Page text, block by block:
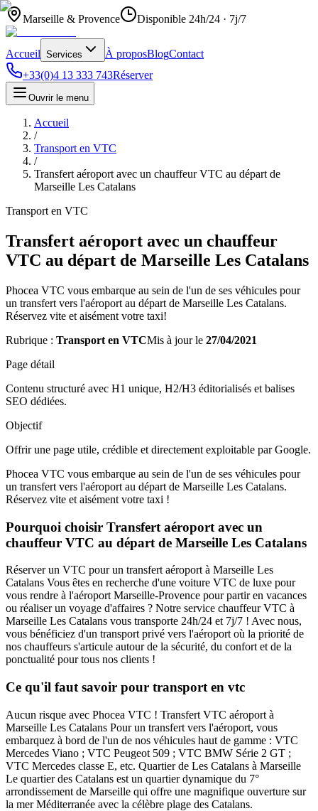
Marseille & Provence Disponible 24h/24 · 7j/7
Accueil Services À proposBlogContact
+33(0)4 13 333 743Réserver
Ouvrir le menu
Accueil
/
Transport en VTC
/
Transfert aéroport avec un chauffeur VTC au départ de
Marseille Les Catalans
Transport en VTC
Transfert aéroport avec un chauffeur
VTC au départ de Marseille Les Catalans
Phocea VTC vous embarque au sein de l'un de ses véhicules pour
un transfert vers l'aéroport au départ de Marseille Les Catalans.
Réservez vite et aisément votre taxi!
Rubrique : Transport en VTCMis à jour le 27/04/2021
Page détail
Contenu structuré avec H1 unique, H2/H3 éditorialisés et balises
SEO dédiées.
Objectif
Offrir une page utile, crédible et directement exploitable par Google.
Phocea VTC vous embarque au sein de l'un de ses véhicules pour
un transfert vers l'aéroport au départ de Marseille Les Catalans.
Réservez vite et aisément votre taxi !
Pourquoi choisir Transfert aéroport avec un
chauffeur VTC au départ de Marseille Les Catalans
Réserver un VTC pour un transfert aéroport à Marseille Les
Catalans Vous êtes en recherche d'une voiture VTC de luxe pour
vous rendre à l'aéroport Marseille-Provence pour partir en vacances
ou réaliser un voyage d'affaires ? Notre service chauffeur VTC à
Marseille Les Catalans vous transporte 24h/24 et 7j/7 ! Avec nous,
vous bénéficiez d'un transport privé vers l'aéroport où la priorité de
nos chauffeurs s'articule autour de la sécurité, du confort et de la
ponctualité pour tous nos clients !
Ce qu'il faut savoir pour transport en vtc
Aucun risque avec Phocea VTC ! Transfert VTC aéroport à
Marseille Les Catalans Pour un transfert vers l'aéroport, vous
embarquez à bord de l'un de nos véhicules haut de gamme : VTC
Mercedes Viano ; VTC Peugeot 509 ; VTC BMW Série 2 GT ;
VTC Mercedes classe E, etc. Quartier de Les Catalans à Marseille
Le quartier des Catalans est un quartier dynamique du 7°
arrondissement de Marseille qui offre une magnifique ouverture sur
la mer Méditerranée avec la célèbre plage des Catalans.